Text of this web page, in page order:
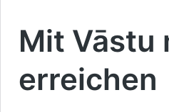
Mit Vāstu
erreichen